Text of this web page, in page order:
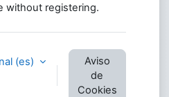
without registering.
‎(es)‎
Aviso
de
Cookies